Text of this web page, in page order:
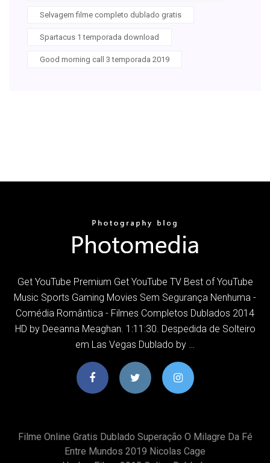
Selvagem filme completo dublado gratis
Spartacus 1 temporada download
Good morning call 3 temporada 2019
Get YouTube Premium Get YouTube TV Best of YouTube
Music Sports Gaming Movies Sem Segurança Nenhuma -
Comédia Romântica - Filmes Completos Dublados 2014
HD by Deeanna Meaghan. 1:11:30. Despedida de Solteiro
em Las Vegas Dublado by …
Filme Online Gratis Dublado Superação O Milagre Da Fé
Entre Mundos 2019 Nicolas Cage